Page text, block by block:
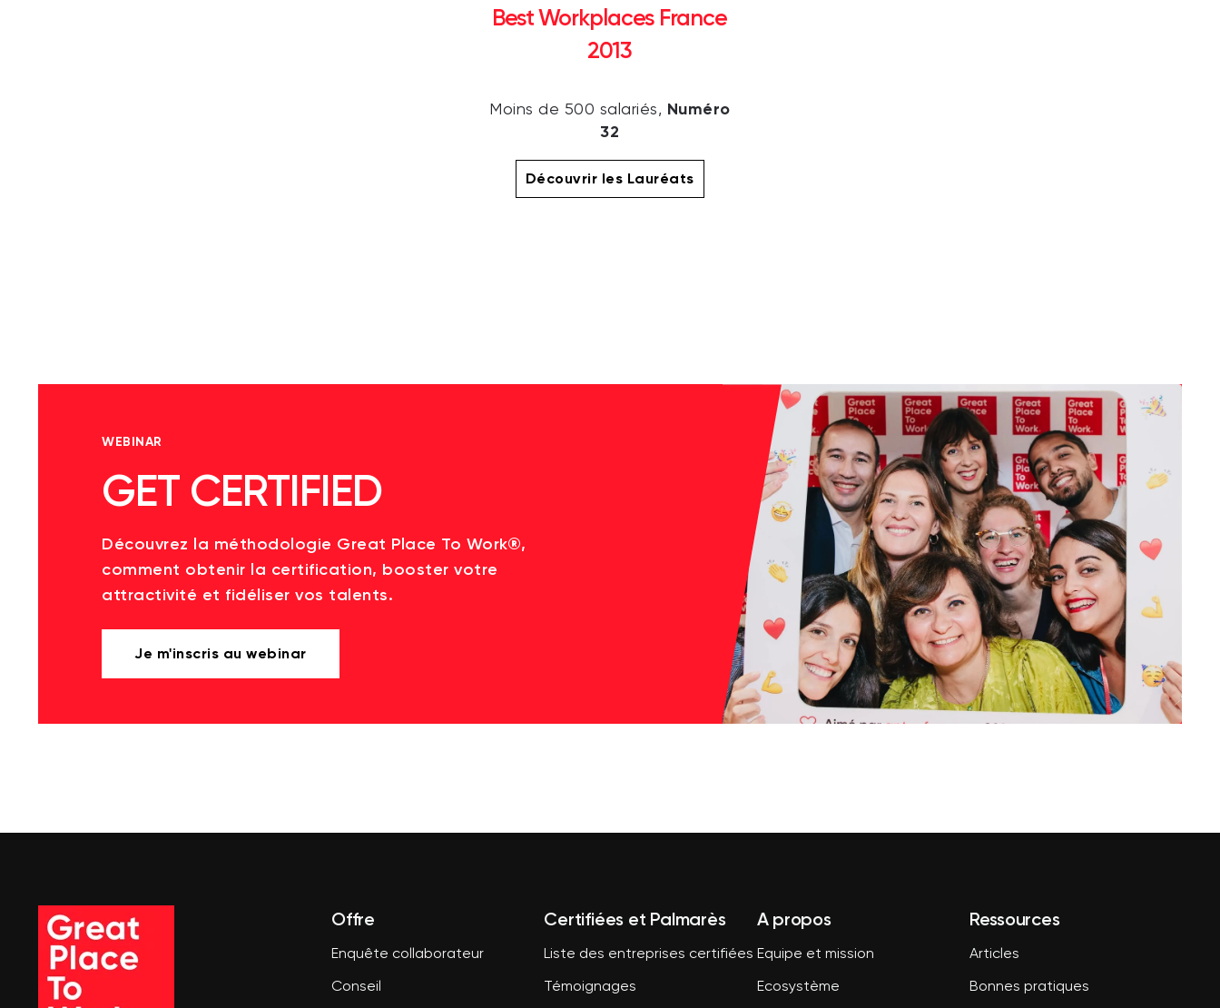
Best Workplaces France
2013
Moins de 500 salariés, Numéro
32
Découvrir les Lauréats
WEBINAR
GET CERTIFIED
Découvrez la méthodologie Great Place To Work®,
comment obtenir la certification, booster votre
attractivité et fidéliser vos talents.
Je m'inscris au webinar
Offre
Enquête collaborateur
Conseil
Certifiées et Palmarès
Liste des entreprises certifiées
Témoignages
A propos
Equipe et mission
Ecosystème
Ressources
Articles
Bonnes pratiques